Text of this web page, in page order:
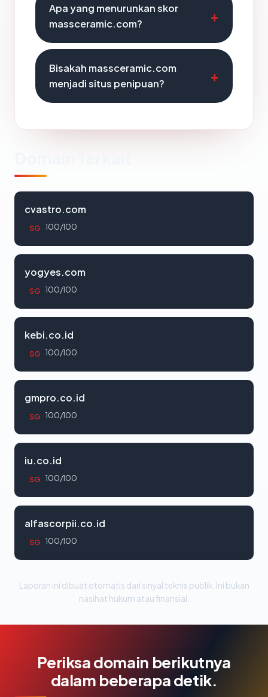
Apa yang menurunkan skor
massceramic.com?
Bisakah massceramic.com
menjadi situs penipuan?
cvastro.com
SG 100/100
yogyes.com
SG 100/100
kebi.co.id
SG 100/100
gmpro.co.id
SG 100/100
iu.co.id
SG 100/100
alfascorpii.co.id
SG 100/100
Laporan ini dibuat otomatis dari sinyal teknis publik. Ini bukan
nasihat hukum atau finansial.
Periksa domain berikutnya
dalam beberapa detik.